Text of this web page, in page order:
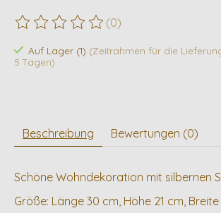
Die Bewertung dieses Produkts ist
(0)
Auf Lager (1) (Zeitrahmen für die
5 Tagen)
Beschreibung Bewertungen (0)
Schöne Wohndekoration mit silbernen
Größe: Länge 30 cm, Höhe 21 cm, Breite